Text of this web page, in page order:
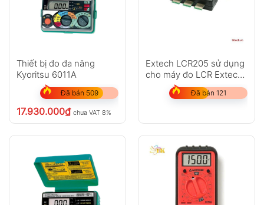
Thiết bị đo đa năng
Kyoritsu 6011A
Đã bán 509
17.930.000₫ chưa VAT 8%
Extech LCR205 sử dụng
cho máy đo LCR Extech
LCR200
Đã bán 121